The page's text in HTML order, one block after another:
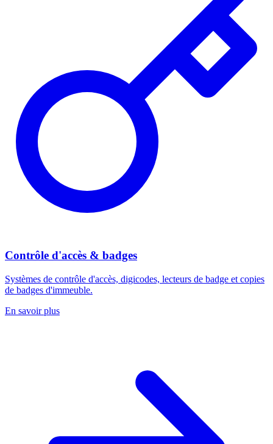
Contrôle d'accès & badges
Systèmes de contrôle d'accès, digicodes, lecteurs de badge et copies
de badges d'immeuble.
En savoir plus